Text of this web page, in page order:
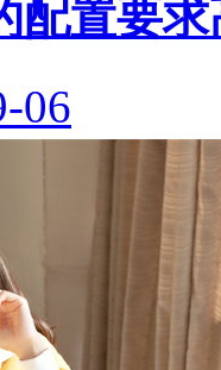
配置要求
06